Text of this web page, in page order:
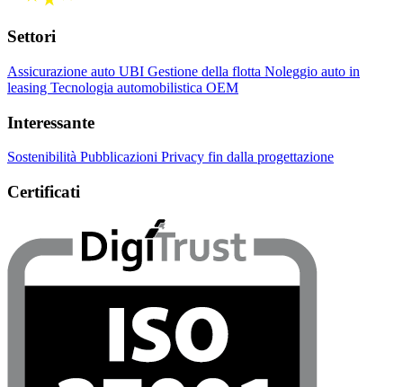
Settori
Assicurazione auto UBI Gestione della flotta Noleggio auto in
leasing Tecnologia automobilistica OEM
Interessante
Sostenibilità Pubblicazioni Privacy fin dalla progettazione
Certificati